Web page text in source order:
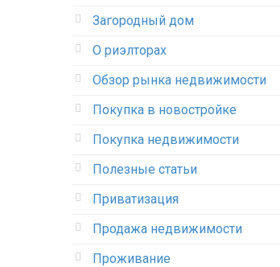
Загородный дом
О риэлторах
Обзор рынка недвижимости
Покупка в новостройке
Покупка недвижимости
Полезные статьи
Приватизация
Продажа недвижимости
Проживание